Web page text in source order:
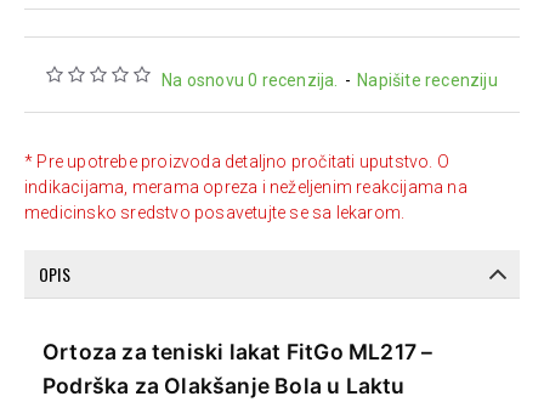
Na osnovu 0 recenzija. - Napišite recenziju
* Pre upotrebe proizvoda detaljno pročitati uputstvo. O
indikacijama, merama opreza i neželjenim reakcijama na
medicinsko sredstvo posavetujte se sa lekarom.
OPIS
Ortoza za teniski lakat FitGo ML217 –
Podrška za Olakšanje Bola u Laktu